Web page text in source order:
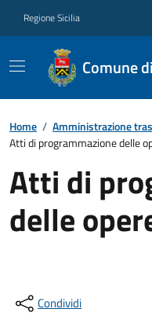
Regione Sicilia
Comune
Home / Amministrazione
Atti di programmazione delle
Atti di
delle
Condividi